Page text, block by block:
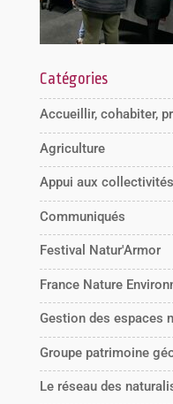
Catégories
Accueillir, cohabiter,
Agriculture
Appui aux
Communiqués
Festival Natur'Armor
France Nature
Gestion des espaces
Groupe patrimoine
Le réseau des